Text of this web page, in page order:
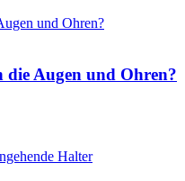
die Augen und Ohren?